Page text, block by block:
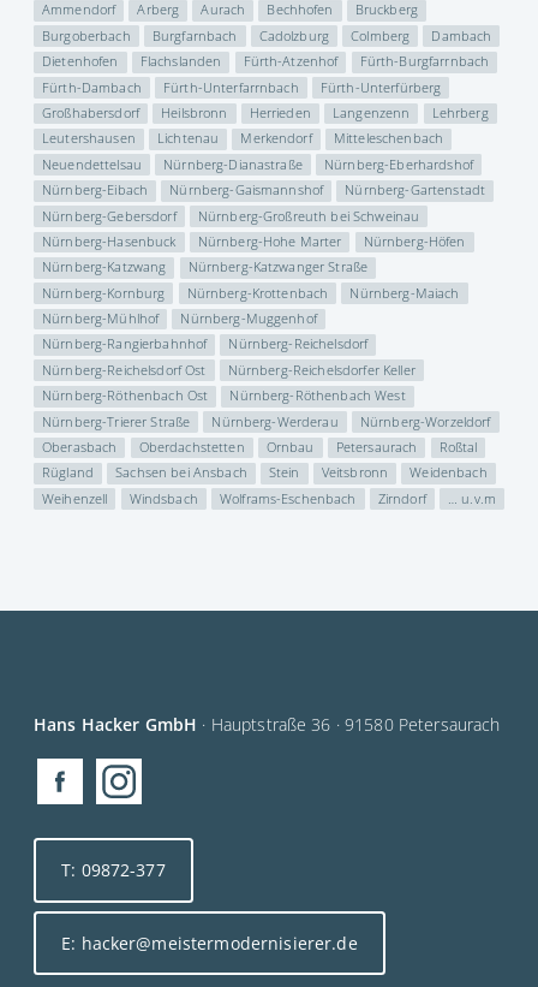
Ammendorf Arberg Aurach Bechhofen
Bruckberg
Burgoberbach
Burgfarnbach Cadolzburg Colmberg
Dambach
Dietenhofen
Flachslanden Fürth-Atzenhof
Fürth-Burgfarrnbach
Fürth-Dambach
Fürth-Unterfarrnbach
Fürth-Unterfürberg
Großhabersdorf
Heilsbronn Herrieden Langenzenn
Lehrberg
Leutershausen
Lichtenau Merkendorf
Mitteleschenbach
Neuendettelsau
Nürnberg-Dianastraße
Nürnberg-Eberhardshof
Nürnberg-Eibach
Nürnberg-Gaismannshof
Nürnberg-Gartenstadt
Nürnberg-Gebersdorf
Nürnberg-Großreuth bei Schweinau
Nürnberg-Hasenbuck
Nürnberg-Hohe Marter
Nürnberg-Höfen
Nürnberg-Katzwang
Nürnberg-Katzwanger Straße
Nürnberg-Kornburg
Nürnberg-Krottenbach
Nürnberg-Maiach
Nürnberg-Mühlhof
Nürnberg-Muggenhof
Nürnberg-Rangierbahnhof
Nürnberg-Reichelsdorf
Nürnberg-Reichelsdorf Ost
Nürnberg-Reichelsdorfer Keller
Nürnberg-Röthenbach Ost
Nürnberg-Röthenbach West
Nürnberg-Trierer Straße
Nürnberg-Werderau
Nürnberg-Worzeldorf
Oberasbach
Oberdachstetten Ornbau Petersaurach
Roßtal
Rügland
Sachsen bei Ansbach Stein Veitsbronn
Weidenbach
Weihenzell
Windsbach Wolframs-Eschenbach Zirndorf … u.v.m
Hans Hacker GmbH · Hauptstraße 36 · 91580 Petersaurach
T: 09872-377
E: hacker@meistermodernisierer.de